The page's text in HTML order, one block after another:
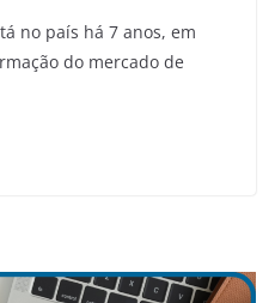
no país há 7 anos, em
do mercado de